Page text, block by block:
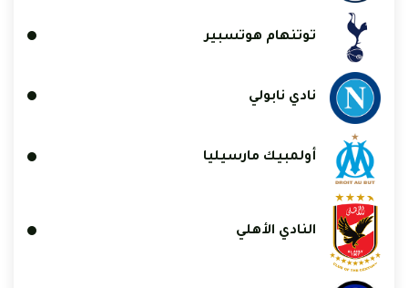
توتنهام هوتسبير
نادي نابولي
أولمبيك مارسيليا
النادي الأهلي